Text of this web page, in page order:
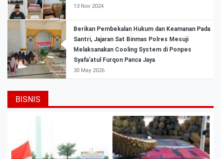
13 Nov 2024
Berikan Pembekalan Hukum dan Keamanan Pada
Santri, Jajaran Sat Binmas Polres Mesuji
Melaksanakan Cooling System di Ponpes
Syafa’atul Furqon Panca Jaya
30 May 2026
BISNIS